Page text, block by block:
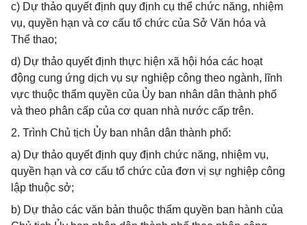
c) Dự thảo quyết định quy định cụ thể chức năng, nhiệm
vụ, quyền hạn và cơ cấu tổ chức của Sở Văn hóa và
Thể thao;
d) Dự thảo quyết định thực hiện xã hội hóa các hoạt
động cung ứng dịch vụ sự nghiệp công theo ngành, lĩnh
vực thuộc thẩm quyền của Ủy ban nhân dân thành phố
và theo phân cấp của cơ quan nhà nước cấp trên.
2. Trình Chủ tịch Ủy ban nhân dân thành phố:
a) Dự thảo quyết định quy định chức năng, nhiệm vụ,
quyền hạn và cơ cấu tổ chức của đơn vị sự nghiệp công
lập thuộc sở;
b) Dự thảo các văn bản thuộc thẩm quyền ban hành của